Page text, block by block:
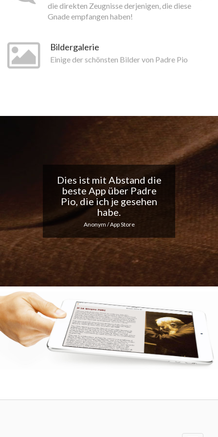
die direkten Zeugnisse derjenigen, die diese
Gnade empfangen haben!
Bildergalerie
Einige der schönsten Bilder von Padre Pio
Tolle App, ich liebe die
täglichen
Benachrichtigungen...
Macht weiter so!